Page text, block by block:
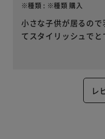
※種類 : ※種類 購入
小さな子供が居るの
てスタイリッシュで
レ